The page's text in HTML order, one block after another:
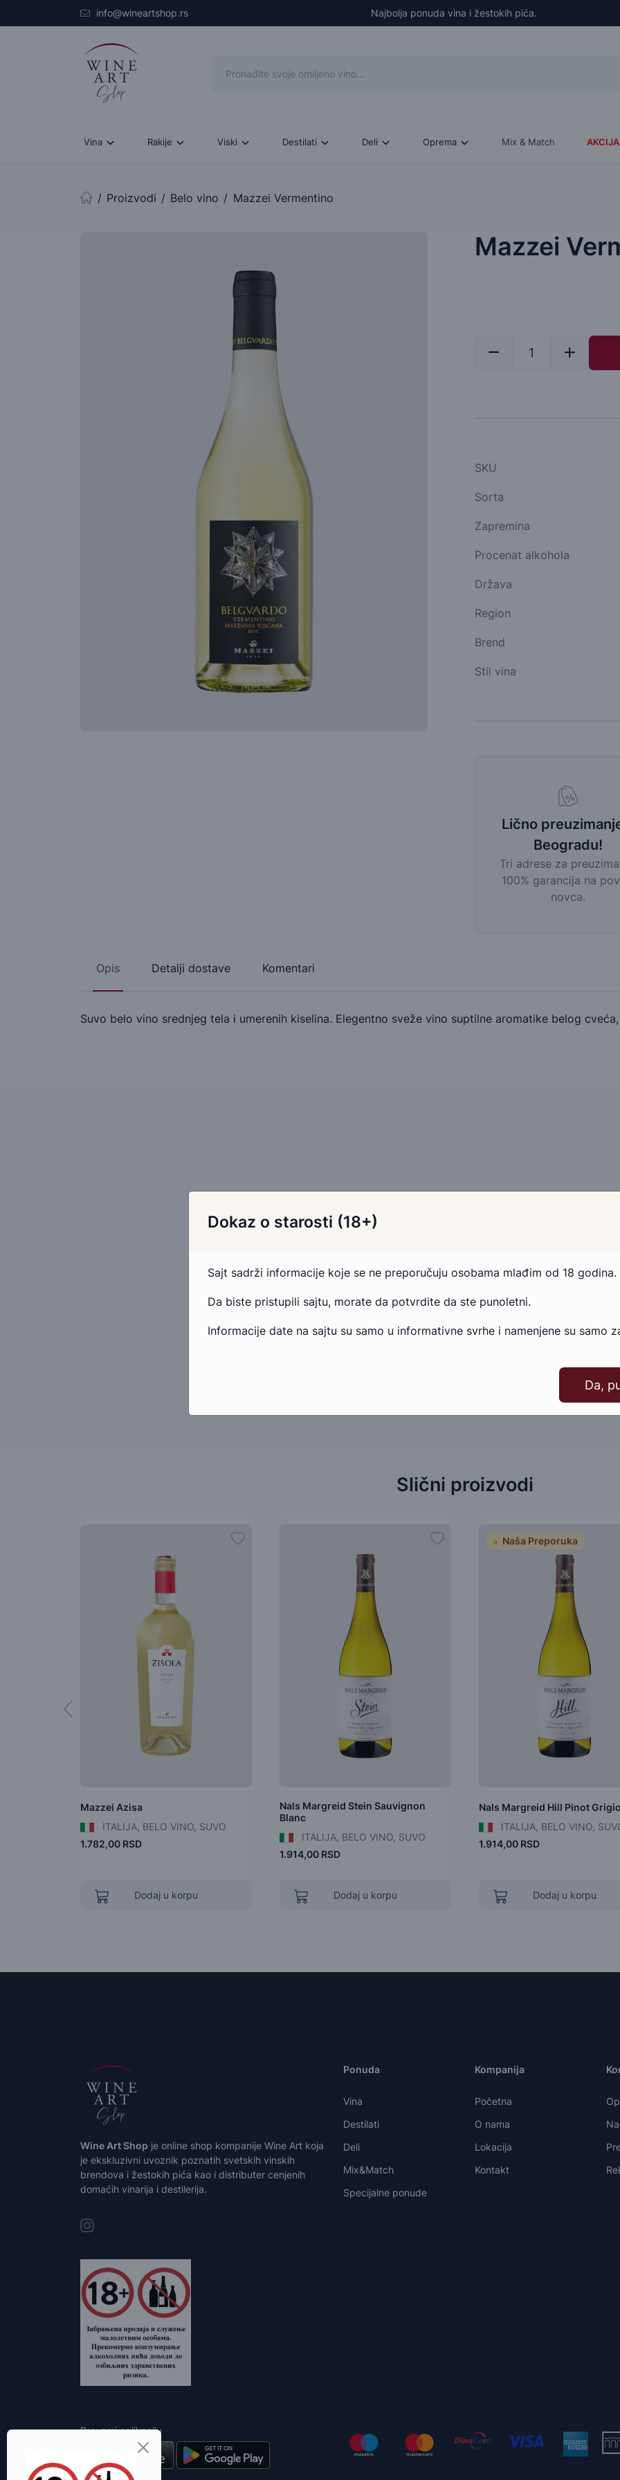
Skip to main contentinfo@wineartshop.rs Najbolja ponuda vina i žestokih pića.
Vina Rakije Viski Destilati Deli Oprema Mix & Match AKCIJA
Početna stranica
Proizvodi Belo vino Mazzei Vermentino
Mazzei
SKU
Sorta
Zapremina
Procenat alkohola
Država
Region
Brend
Stil vina
Lično
Beogradu!
Tri adrese za
100% garancija na
novca.
Opis Detalji dostave Komentari
Suvo belo vino srednjeg tela i umerenih kiselina. Elegentno sveže vino suptilne aromatike belog
Pošaljite email Kontakt telefonom
Slični proizvodi
Mazzei Azisa
ITALIJA, BELO VINO, SUVO
1.782,00 RSD
Dodaj u korpu
Nals Margreid Stein Sauvignon
Blanc
ITALIJA, BELO VINO, SUVO
1.914,00 RSD
Dodaj u korpu
Naša Preporuka
Nals Margreid Hill Pinot Grigio
ITALIJA, BELO VINO,
1.914,00 RSD
Dodaj u korpu
Wine Art Shop je online shop kompanije Wine Art koja
je ekskluzivni uvoznik poznatih svetskih vinskih
brendova i žestokih pića kao i distributer cenjenih
domaćih vinarija i destilerija.
Ponuda
Vina
Destilati
Deli
Mix&Match
Specijalne ponude
Kompanija
Početna
O nama
Lokacija
Kontakt
Preuzmi aplikaciju
Dokaz o starosti (18+)
Sajt sadrži informacije koje se ne preporučuju osobama mlađim od 18 godina.
Da biste pristupili sajtu, morate da potvrdite da ste punoletni.
Informacije date na sajtu su samo u informativne svrhe i namenjene su samo
Da,